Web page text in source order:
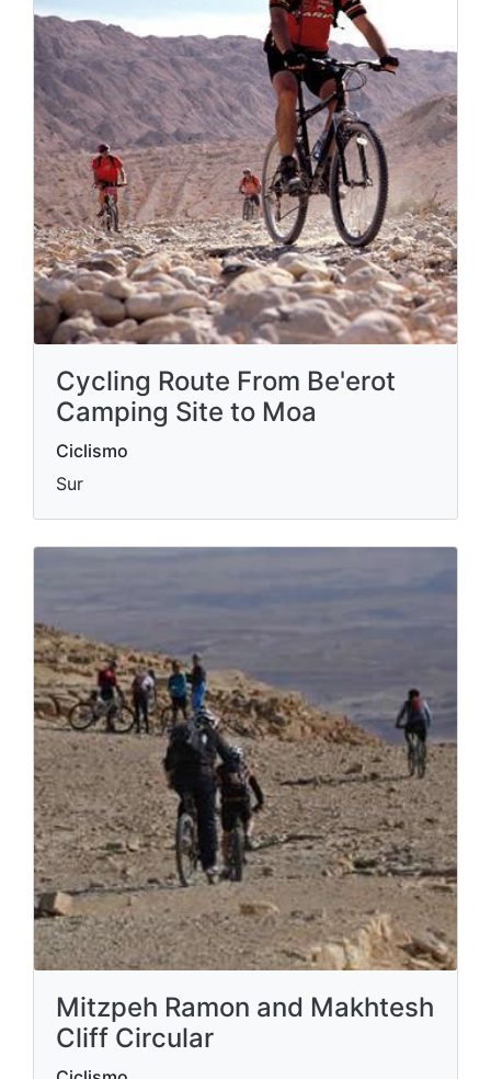
Cycling Route From Be'erot
Camping Site to Moa
Ciclismo
Sur
Mitzpeh Ramon and Makhtesh
Cliff Circular